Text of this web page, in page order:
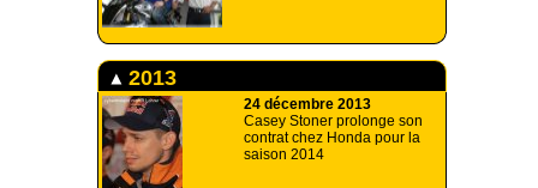
2013
24 décembre 2013
Casey Stoner prolonge son
contrat chez Honda pour la
saison 2014